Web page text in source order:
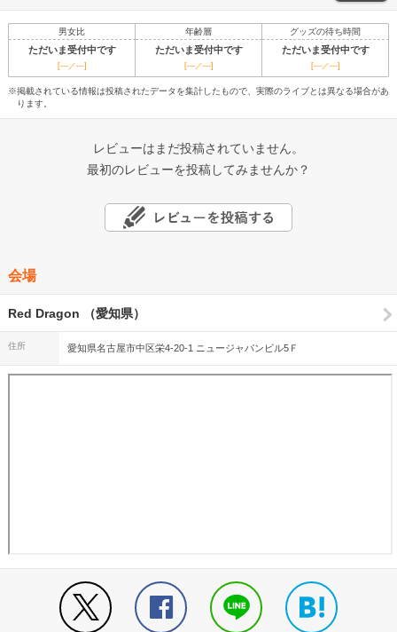
男女比 年齢層 グッズの待ち時間
ただいま受付中です ただいま受付中です ただいま受付中です
[---／---] [---／---] [---／---]
※掲載されている情報は投稿されたデータを集計したもので、実際のライブとは異なる場合があ
ります。
レビューはまだ投稿されていません。
最初のレビューを投稿してみませんか？
会場
Red Dragon （愛知県）
住所 愛知県名古屋市中区栄4-20-1 ニュージャパンビル5Ｆ